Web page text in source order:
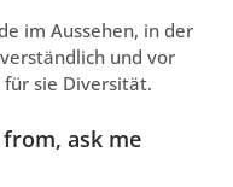
im Aussehen, in der
und vor
sie Diversität.
from, ask me